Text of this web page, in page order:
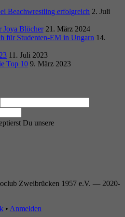
Beachwrestling erfolgreich 2. Juli
Joya Blöcher 21. März 2024
für Studenten-EM in Ungarn 14.
11. Juli 2023
Top 10 9. März 2023
Du unsere
Zweibrücken 1957 e.V. — 2020-
• Anmelden